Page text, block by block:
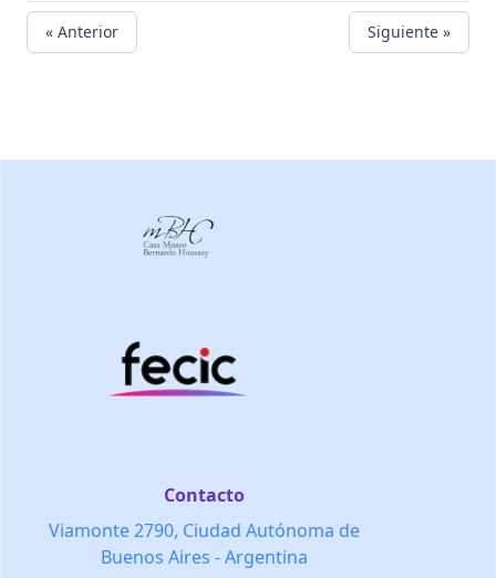
« Anterior Siguiente »
Contacto
Viamonte 2790, Ciudad Autónoma de
Buenos Aires - Argentina